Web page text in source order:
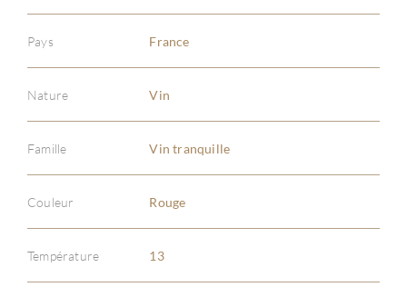
Pays France
Nature Vin
Famille Vin tranquille
Couleur Rouge
Température 13